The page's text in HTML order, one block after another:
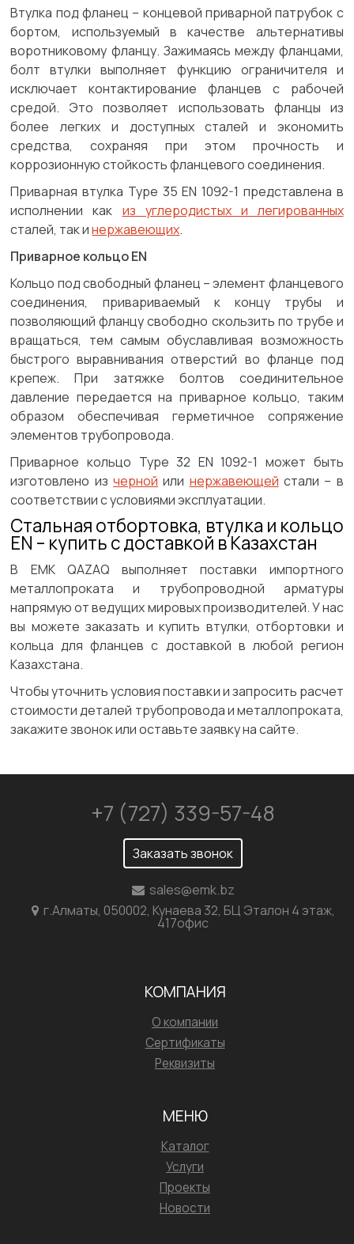
Втулка под фланец – концевой приварной патрубок с
бортом, используемый в качестве альтернативы
воротниковому фланцу. Зажимаясь между фланцами,
болт втулки выполняет функцию ограничителя и
исключает контактирование фланцев с рабочей
средой. Это позволяет использовать фланцы из
более легких и доступных сталей и экономить
средства, сохраняя при этом прочность и
коррозионную стойкость фланцевого соединения.
Приварная втулка Type 35 EN 1092-1 представлена в
исполнении как из углеродистых и легированных
сталей, так инержавеющих.
Приварное кольцо EN
Кольцо под свободный фланец – элемент фланцевого
соединения, привариваемый к концу трубы и
позволяющий фланцу свободно скользить по трубе и
вращаться, тем самым обуславливая возможность
быстрого выравнивания отверстий во фланце под
крепеж. При затяжке болтов соединительное
давление передается на приварное кольцо, таким
образом обеспечивая герметичное сопряжение
элементов трубопровода.
Приварное кольцо Type 32 EN 1092-1 может быть
изготовлено изчерной или нержавеющей стали – в
соответствии с условиями эксплуатации.
Стальная отбортовка, втулка и кольцо
EN – купить с доставкой в Казахстан
В ЕМК QAZAQ выполняет поставки импортного
металлопроката и трубопроводной арматуры
напрямую от ведущих мировых производителей. У нас
вы можете заказать и купить втулки, отбортовки и
кольца для фланцев с доставкой в любой регион
Казахстана.
Чтобы уточнить условия поставки и запросить расчет
стоимости деталей трубопровода и металлопроката,
закажите звонок или оставьте заявку на сайте.
+7 (727) 339-57-48
Заказать звонок
sales@emk.bz
г.Алматы, 050002, Кунаева 32, БЦ Эталон 4 этаж,
417офис
КОМПАНИЯ
О компании
Сертификаты
Реквизиты
МЕНЮ
Каталог
Услуги
Проекты
Новости